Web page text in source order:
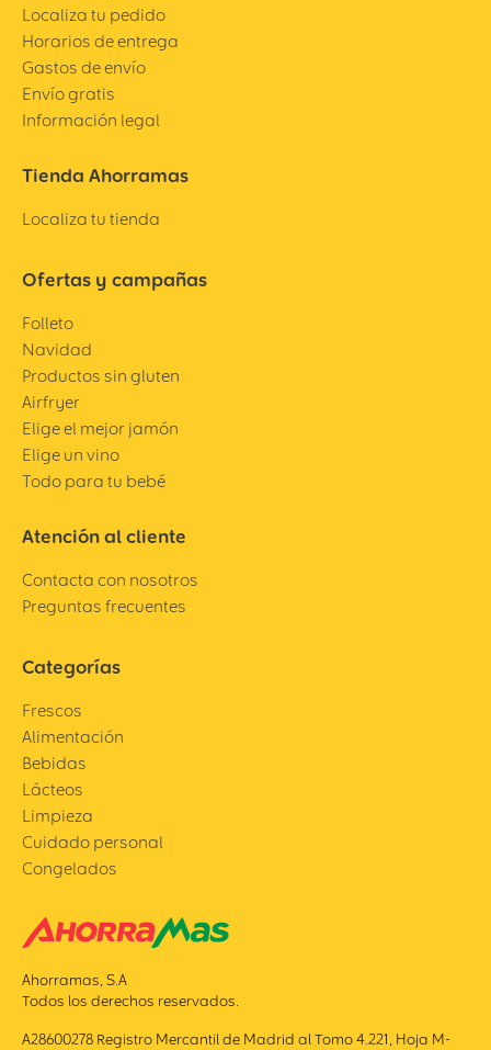
Localiza tu pedido
Horarios de entrega
Gastos de envío
Envío gratis
Información legal
Tienda Ahorramas
Localiza tu tienda
Ofertas y campañas
Folleto
Navidad
Productos sin gluten
Airfryer
Elige el mejor jamón
Elige un vino
Todo para tu bebé
Atención al cliente
Contacta con nosotros
Preguntas frecuentes
Categorías
Frescos
Alimentación
Bebidas
Lácteos
Limpieza
Cuidado personal
Congelados
Ahorramas, S.A
Todos los derechos reservados.
A28600278 Registro Mercantil de Madrid al Tomo 4.221, Hoja M-